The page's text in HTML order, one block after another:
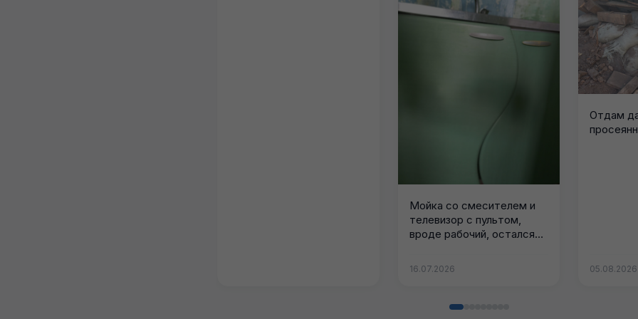
Мойка со смесителем и
телевизор с пультом,
вроде рабочий, остался
16.07.2026
Отдам
05.08.2026